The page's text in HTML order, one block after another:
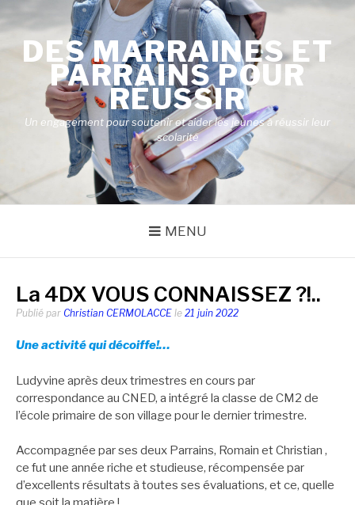
contenuDES MARRAINES ET
PARRAINS POUR
RÉUSSIR
Un engagement pour soutenir et aider les jeunes à réussir leur
scolarité
MENU
La 4DX VOUS CONNAISSEZ ?!..
Publié par Christian CERMOLACCE le 21 juin 2022
Une activité qui décoiffe!…
Ludyvine après deux trimestres en cours par
correspondance au CNED, a intégré la classe de CM2 de
l’école primaire de son village pour le dernier trimestre.
Accompagnée par ses deux Parrains, Romain et Christian ,
ce fut une année riche et studieuse, récompensée par
d’excellents résultats à toutes ses évaluations, et ce, quelle